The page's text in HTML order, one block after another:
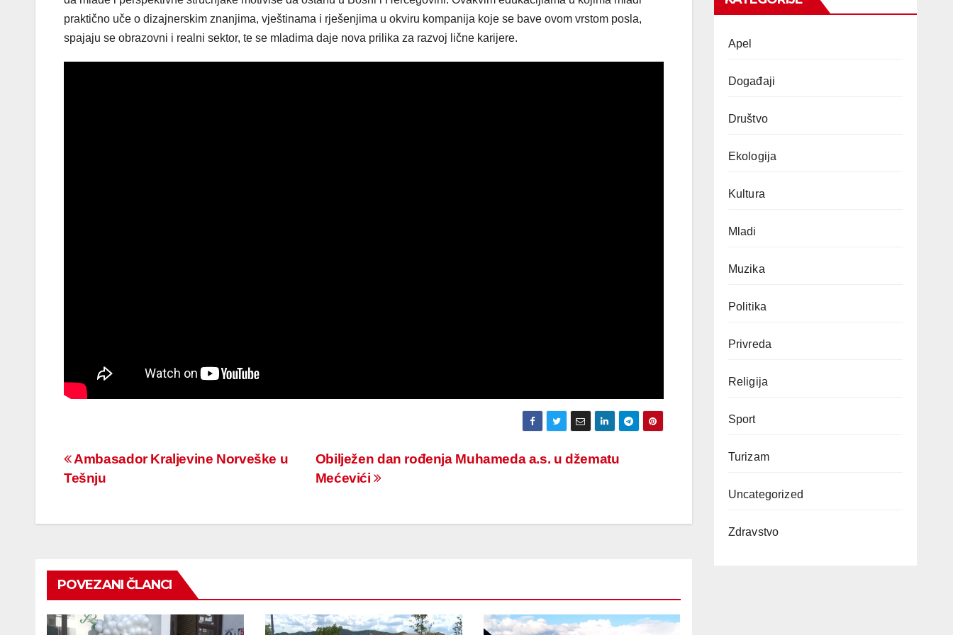
praktično uče o dizajnerskim znanjima, vještinama i rješenjima u okviru kompanija koje se bave ovom vrstom posla,
spajaju se obrazovni i realni sektor, te se mladima daje nova prilika za razvoj lične karijere.
Navigacija
članaka
Obilježen dan rođenja Muhameda a.s. u džematu
Mećevići
Ambasador Kraljevine Norveške u
Tešnju
POVEZANI ČLANCI
Apel
Događaji
Društvo
Ekologija
Kultura
Mladi
Muzika
Politika
Privreda
Religija
Sport
Turizam
Uncategorized
Zdravstvo